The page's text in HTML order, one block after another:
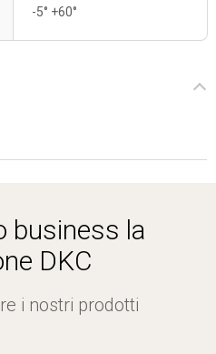
-5° +60°
business la
DKC
i nostri prodotti